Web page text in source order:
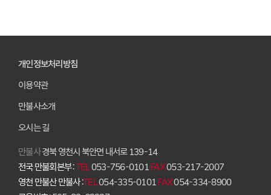
개인정보처리방침
이용약관
만불사소개
오시는 길
만불사경북 영천시 북안면 내서로 139-14
전국 만불회본부 :TEL053-756-0101FAX053-217-2007
영천 만불산 만불사 :TEL054-335-0101FAX054-334-8900